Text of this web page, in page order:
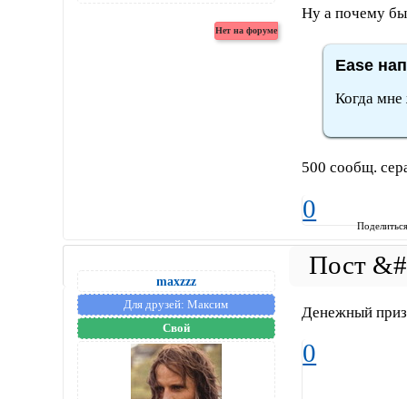
Ну а почему
Ease
Когда мне
500 сообщ.
0
maxzzz
Для друзей: Максим
Свой
Денежный
0